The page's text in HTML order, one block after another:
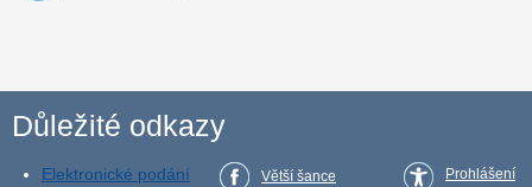
Důležité odkazy
Elektronické podání
Větší šance
Prohlášení